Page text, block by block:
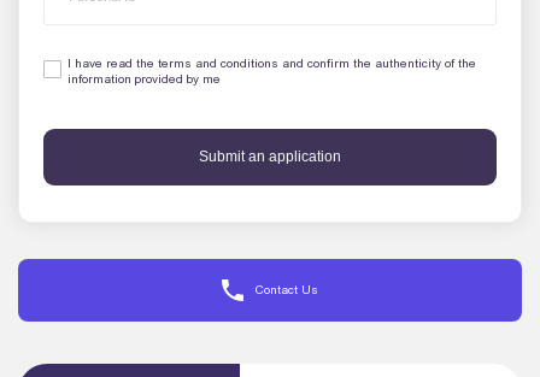
I have read the terms and conditions and confirm the authenticity of the
information provided by me
Submit an application
Contact Us